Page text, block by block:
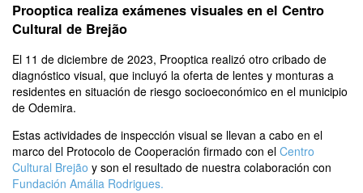
Prooptica realiza exámenes visuales en el Centro
Cultural de Brejão
El 11 de diciembre de 2023, Prooptica realizó otro cribado de
diagnóstico visual, que incluyó la oferta de lentes y monturas a
residentes en situación de riesgo socioeconómico en el municipio
de Odemira.
Estas actividades de inspección visual se llevan a cabo en el
marco del Protocolo de Cooperación firmado con el Centro
Cultural Brejão y son el resultado de nuestra colaboración con
Fundación Amália Rodrigues.